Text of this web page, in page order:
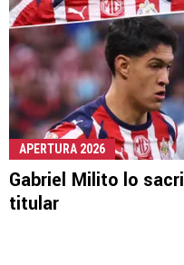
APERTURA 2026
Gabriel Milito lo
titular